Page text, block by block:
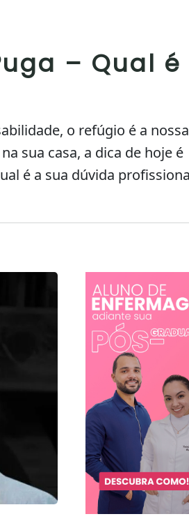
– Qual é
o refúgio é a nossa
sua casa, a dica de hoje é
é a sua dúvida